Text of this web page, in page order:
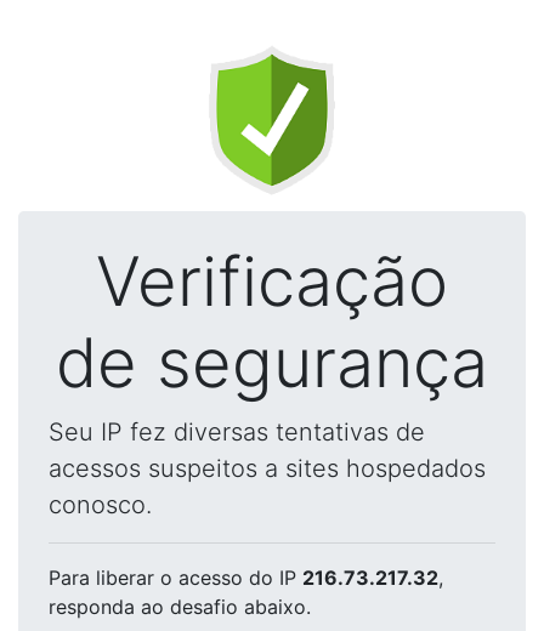
Verificação
de segurança
Seu IP fez diversas tentativas de
acessos suspeitos a sites hospedados
conosco.
Para liberar o acesso do IP 216.73.217.32,
responda ao desafio abaixo.